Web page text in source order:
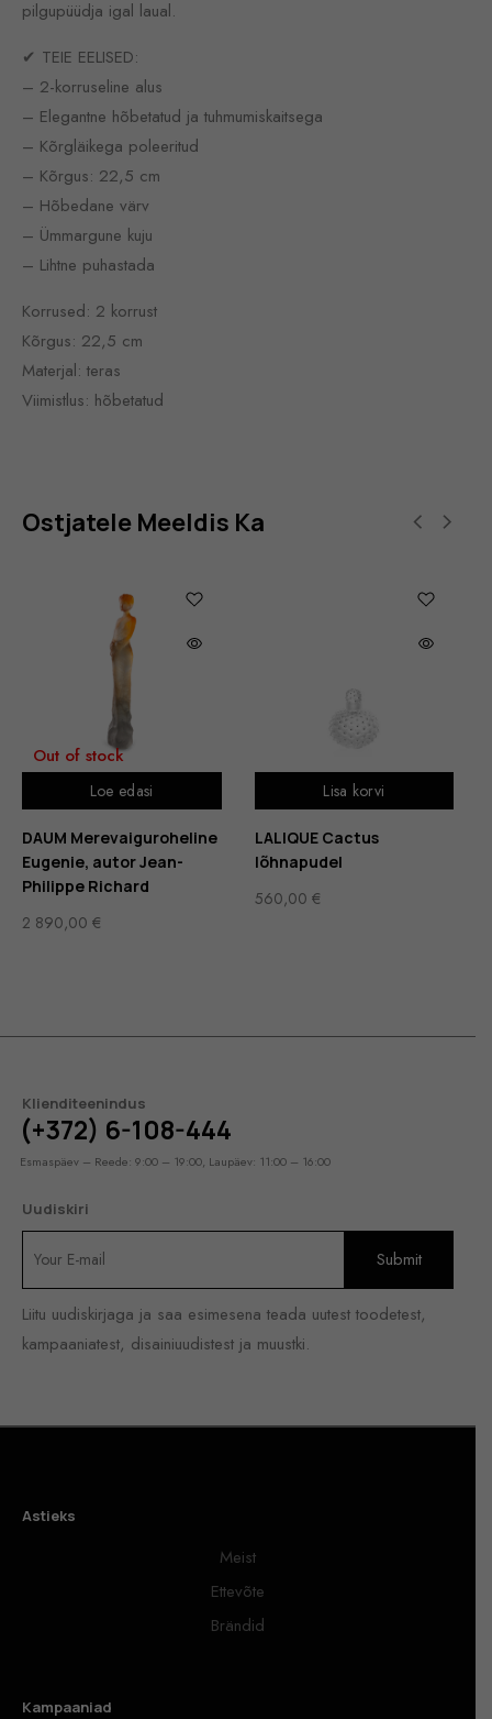
pilgupüüdja igal laual.
✔ TEIE EELISED:
– 2-korruseline alus
– Elegantne hõbetatud ja tuhmumiskaitsega
– Kõrgläikega poleeritud
– Kõrgus: 22,5 cm
– Hõbedane värv
– Ümmargune kuju
– Lihtne puhastada
Korrused: 2 korrust
Kõrgus: 22,5 cm
Materjal: teras
Viimistlus: hõbetatud
Ostjatele Meeldis Ka
Loe edasi
Out of stock
DAUM Merevaiguroheline
Eugenie, autor Jean-
Philippe Richard
2 890,00 €
Lisa korvi
LALIQUE Cactus
lõhnapudel
560,00 €
Klienditeenindus
(+372) 6-108-444
Esmaspäev – Reede: 9:00 – 19:00, Laupäev: 11:00 – 16:00
Uudiskiri
Liitu uudiskirjaga ja saa esimesena teada uutest toodetest,
kampaaniatest, disainiuudistest ja muustki.
Astieks
Meist
Ettevõte
Brändid
Kampaaniad